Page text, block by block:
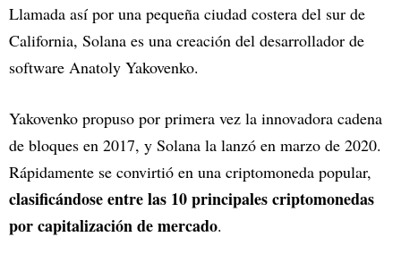
Llamada así por una pequeña ciudad costera del sur de
California, Solana es una creación del desarrollador de
software Anatoly Yakovenko.
Yakovenko propuso por primera vez la innovadora cadena
de bloques en 2017, y Solana la lanzó en marzo de 2020.
Rápidamente se convirtió en una criptomoneda popular,
clasificándose entre las 10 principales criptomonedas
por capitalización de mercado.